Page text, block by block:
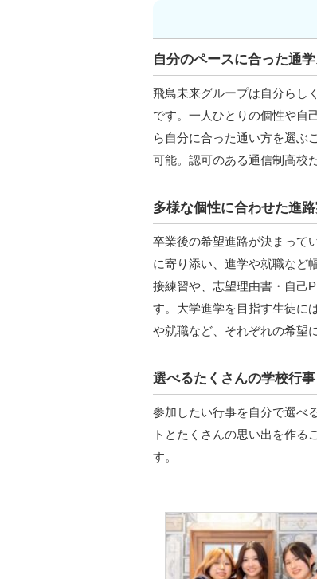
自分のペースに合った通
飛鳥未来グループは自分らし
です。一人ひとりの個性や自
ら自分に合った通い方を選ぶ
可能。認可のある通信制高校
多様な個性に合わせた進
卒業後の希望進路が決まって
に寄り添い、進学や就職など
接練習や、志望理由書・自己
す。大学進学を目指す生徒に
や就職など、それぞれの希望
選べるたくさんの学校行
参加したい行事を自分で選べ
トとたくさんの思い出を作る
す。